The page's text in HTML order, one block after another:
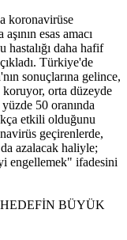
koronavirüse
esas amacı
hastalığı daha hafif
Türkiye'de
sonuçlarına gelince,
koruyor, orta düzeyde
50 oranında
etkili olduğunu
geçirenlerde,
azalacak haliyle;
engellemek" ifadesini
BÜYÜK